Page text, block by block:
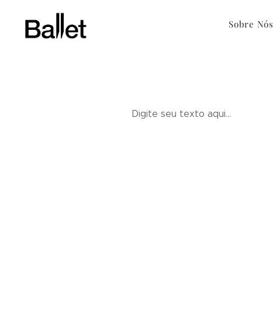
Sobre Nós
Digite seu texto aqui...